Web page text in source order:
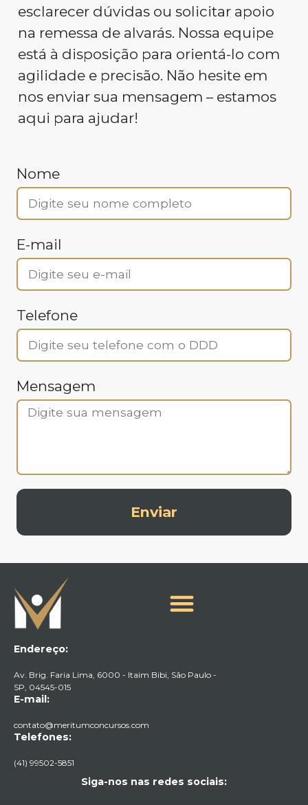
esclarecer dúvidas ou solicitar apoio
na remessa de alvarás. Nossa equipe
está à disposição para orientá-lo com
agilidade e precisão. Não hesite em
nos enviar sua mensagem – estamos
aqui para ajudar!
Nome
E-mail
Telefone
Mensagem
Enviar
Endereço:
Av. Brig. Faria Lima, 6000 - Itaim Bibi, São Paulo -
SP, 04545-015​
E-mail:
contato@meritumconcursos.com
Telefones:
(41) 99502-5851
Siga-nos nas redes sociais: